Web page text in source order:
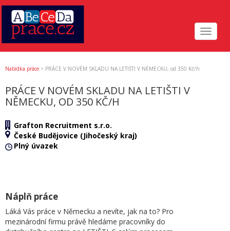
Toggle
Nabídka práce > PRÁCE V NOVÉM SKLADU NA LETIŠTI V NĚMECKU, od 350 Kč/h
PRÁCE V NOVÉM SKLADU NA LETIŠTI V
NĚMECKU, OD 350 KČ/H
Grafton Recruitment s.r.o.
České Budějovice (Jihočeský kraj)
Plný úvazek
Náplň práce
Láká Vás práce v Německu a nevíte, jak na to? Pro
mezinárodní firmu právě hledáme pracovníky do